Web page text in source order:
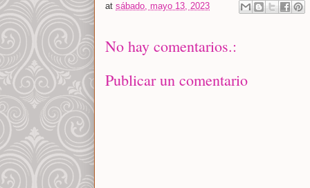
at sábado, mayo 13, 2023
No hay comentarios.:
Publicar un comentario